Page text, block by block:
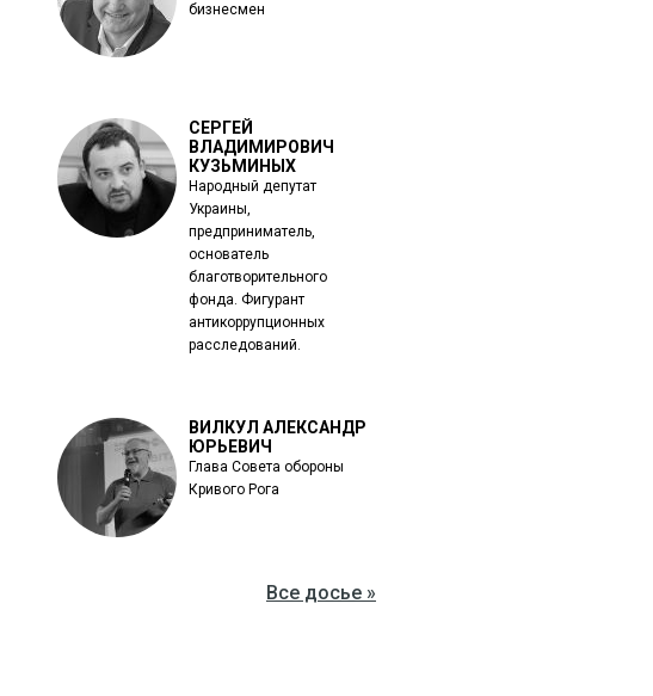
бизнесмен
СЕРГЕЙ
ВЛАДИМИРОВИЧ
КУЗЬМИНЫХ
Народный депутат
Украины,
предприниматель,
основатель
благотворительного
фонда. Фигурант
антикоррупционных
расследований.
ВИЛКУЛ АЛЕКСАНДР
ЮРЬЕВИЧ
Глава Совета обороны
Кривого Рога
Все досье »